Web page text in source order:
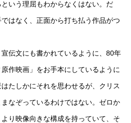
いう理屈もわからなくはない。だ
はなく、正面から打ち払う作品がつ
伝文にも書かれているように、80年
作映画」をお手本にしているように
たしかにそれを思わせるが、クリス
なぞっているわけではない。ゼロか
り映像向きな構成を持っていて、そ